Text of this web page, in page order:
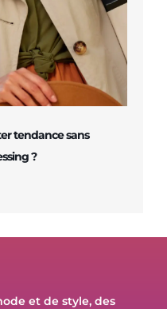
tendance sans
?
et de style, des